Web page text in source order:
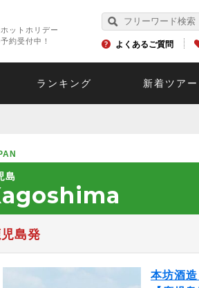
ットホリデー
約受付中！
よくあるご質問
ランキング 新着ツアー
島
島発
本坊酒